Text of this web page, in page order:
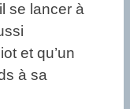
se lancer à
et qu’un
à sa